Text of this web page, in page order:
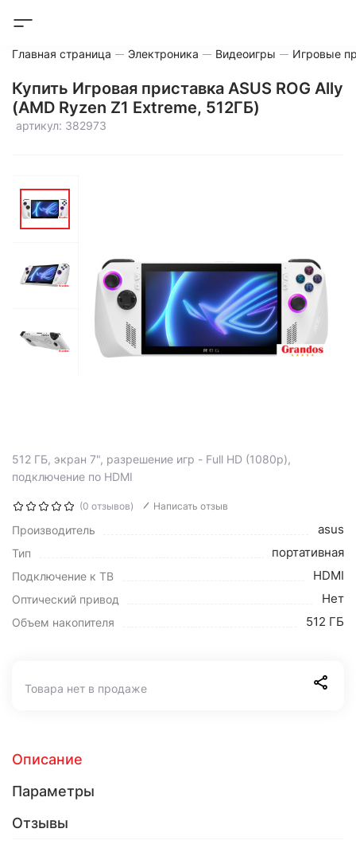
Главная страница Электроника Видеоигры Игровые
Купить Игровая приставка ASUS ROG Ally
(AMD Ryzen Z1 Extreme, 512ГБ)
артикул: 382973
512 ГБ, экран 7", разрешение игр - Full HD (1080p),
подключение по HDMI
(0 отзывов) Написать отзыв
Производитель asus
Тип портативная
Подключение к ТВ HDMI
Оптический привод Нет
Объем накопителя 512 ГБ
Товара нет в продаже
Описание
Параметры
Отзывы